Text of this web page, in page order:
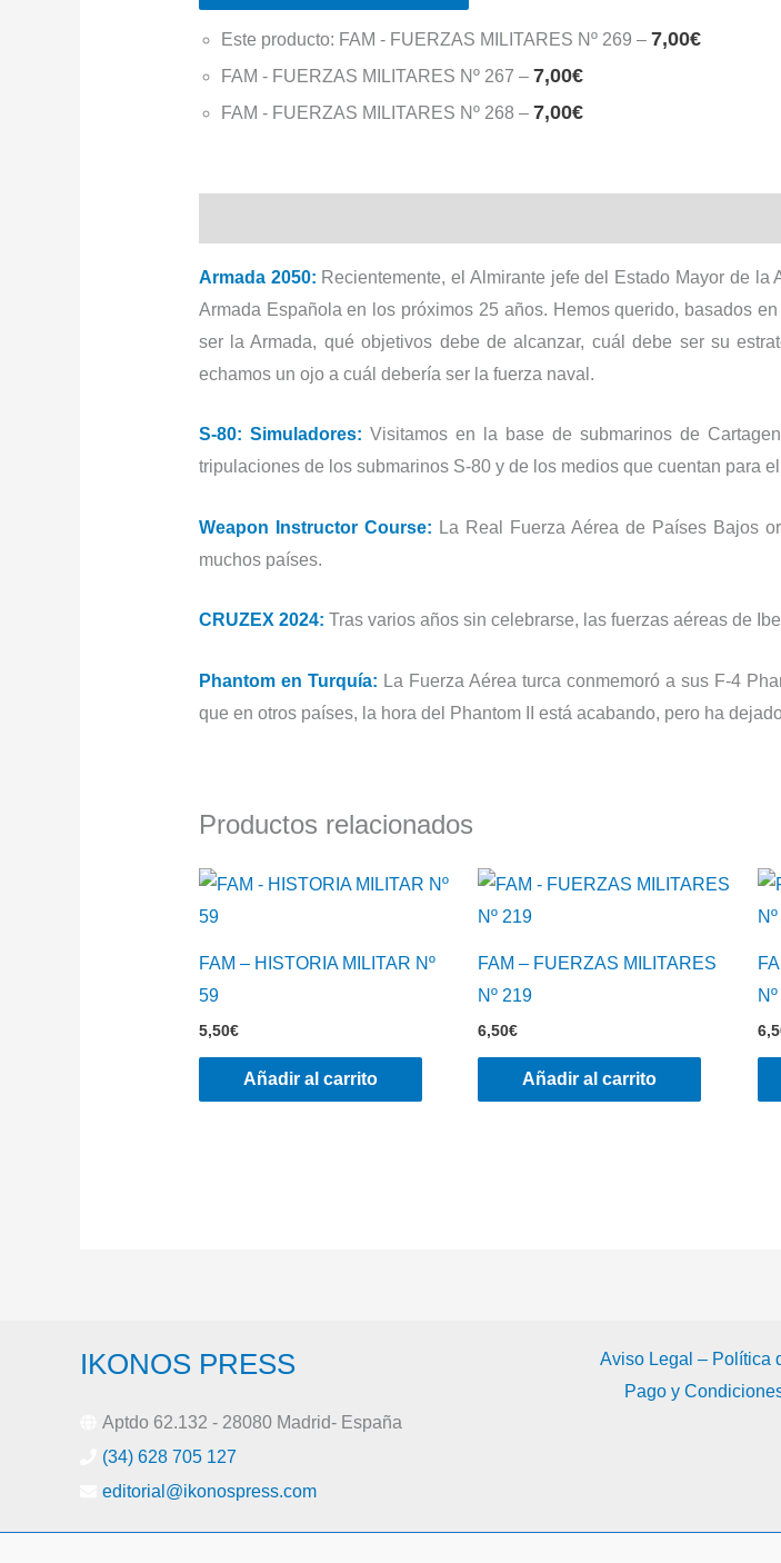
Este producto: FAM - FUERZAS MILITARES Nº 269 – 7,00€
FAM - FUERZAS MILITARES Nº 267 – 7,00€
FAM - FUERZAS MILITARES Nº 268 – 7,00€
Armada 2050: Recientemente, el Almirante jefe del Estado Mayor de
Armada Española en los próximos 25 años. Hemos querido, basados
ser la Armada, qué objetivos debe de alcanzar, cuál debe ser su
echamos un ojo a cuál debería ser la fuerza naval.
S-80: Simuladores: Visitamos en la base de submarinos de
tripulaciones de los submarinos S-80 y de los medios que cuentan para
Weapon Instructor Course: La Real Fuerza Aérea de Países Bajos
muchos países.
CRUZEX 2024: Tras varios años sin celebrarse, las fuerzas aéreas de
Phantom en Turquía: La Fuerza Aérea turca conmemoró a sus F-4
que en otros países, la hora del Phantom II está acabando, pero ha
Productos relacionados
FAM – HISTORIA MILITAR Nº
59
5,50€
Añadir al carrito
FAM – FUERZAS MILITARES
Nº 219
6,50€
Añadir al carrito
IKONOS PRESS
Aptdo 62.132 - 28080 Madrid- España
(34) 628 705 127
editorial@ikonospress.com
Aviso Legal – Política
Pago y